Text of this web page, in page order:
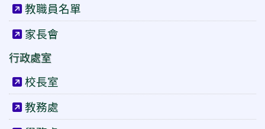
教職員名單
家長會
行政處室
校長室
教務處